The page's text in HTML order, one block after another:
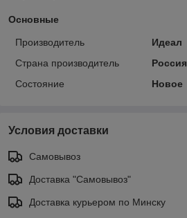
Основные
Производитель
Идеал
Страна производитель
Россия
Состояние
Новое
Условия доставки
Самовывоз
Доставка "Самовывоз"
Доставка курьером по Минску